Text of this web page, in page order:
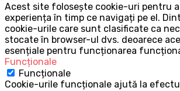
Acest site folosește cookie-uri pentru
experiența în timp ce navigați pe el.
cookie-urile care sunt clasificate ca
stocate în browser-ul dvs. deoarece
esențiale pentru funcționarea
Funcționale
Funcționale
Cookie-urile funcționale ajută la